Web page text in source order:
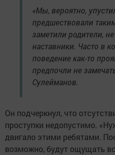
«Мы, вероятно,
предшествовали
заметили родители,
наставники. Часто в
поведение как-то
предпочли не
Сулейманов.
Он подчеркнул, что
проступки недопустимо.
двигало этими ребятами.
возможно, будут ощущать